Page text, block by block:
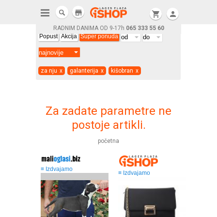
RADNIM DANIMA OD 9-17h 065 333 55 60
shopping_cart person
store
Popust Akcija Super ponuda
za nju x galanterija x kišobran x
Za zadate parametre ne
postoje artikli.
početna